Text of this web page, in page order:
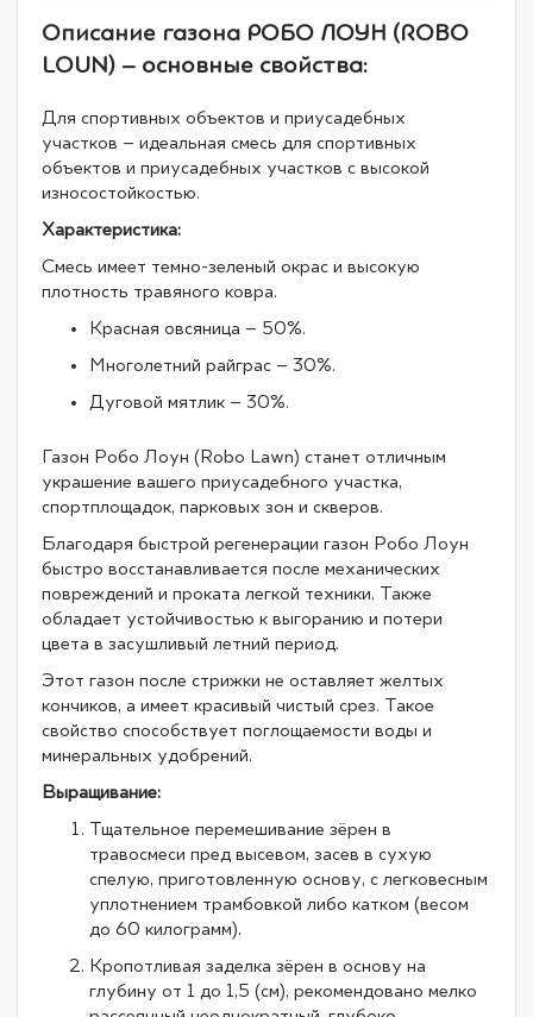
Описание газона РОБО ЛОУН (ROBO
LOUN) – основные свойства:
Для спортивных объектов и приусадебных
участков – идеальная смесь для спортивных
объектов и приусадебных участков с высокой
износостойкостью.
Характеристика:
Смесь имеет темно-зеленый окрас и высокую
плотность травяного ковра.
Красная овсяница – 50%.
Многолетний райграс – 30%.
Дуговой мятлик – 30%.
Газон Робо Лоун (Robo Lawn) станет отличным
украшение вашего приусадебного участка,
спортплощадок, парковых зон и скверов.
Благодаря быстрой регенерации газон Робо Лоун
быстро восстанавливается после механических
повреждений и проката легкой техники. Также
обладает устойчивостью к выгоранию и потери
цвета в засушливый летний период.
Этот газон после стрижки не оставляет желтых
кончиков, а имеет красивый чистый срез. Такое
свойство способствует поглощаемости воды и
минеральных удобрений.
Выращивание:
Тщательное перемешивание зёрен в
травосмеси пред высевом, засев в сухую
спелую, приготовленную основу, с легковесным
уплотнением трамбовкой либо катком (весом
до 60 килограмм).
Кропотливая заделка зёрен в основу на
глубину от 1 до 1,5 (см), рекомендовано мелко